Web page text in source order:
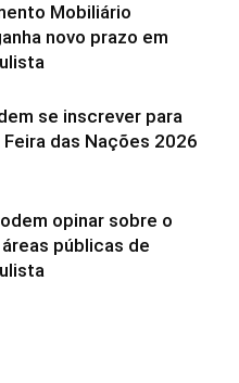
Mobiliário
novo prazo em
se inscrever para
das Nações 2026
opinar sobre o
públicas de